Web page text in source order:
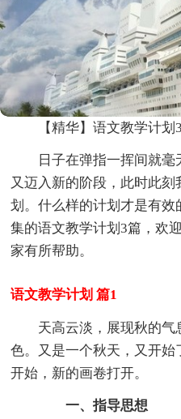
【精华】语文教学计划
日子在弹指一挥间就
又迈入新的阶段，此时此
划。什么样的计划才是有
集的语文教学计划3篇，欢
家有所帮助。
语文教学计划 篇1
天高云淡，展现秋的
色。又是一个秋天，又开
开始，新的画卷打开。
一、指导思想